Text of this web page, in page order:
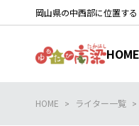
岡山県の中西部に位置す
HOME
HOME ライター一覧